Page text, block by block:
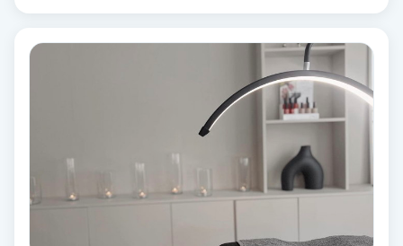
Sugaring